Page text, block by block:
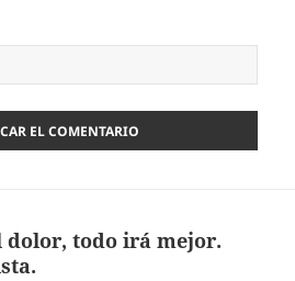
dolor, todo irá mejor.